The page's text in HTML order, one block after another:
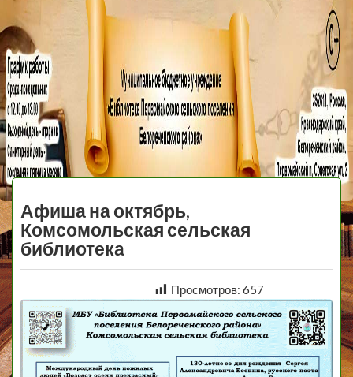
МБУ Библиотека
Первомайского
Сельского
Поселения
Афиша на октябрь,
Комсомольская сельская
библиотека
Просмотров: 657